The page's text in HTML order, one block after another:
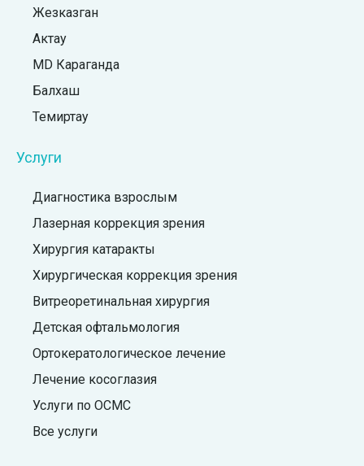
Жезказган
Актау
MD Караганда
Балхаш
Темиртау
Услуги
Диагностика взрослым
Лазерная коррекция зрения
Хирургия катаракты
Хирургическая коррекция зрения
Витреоретинальная хирургия
Детская офтальмология
Ортокератологическое лечение
Лечение косоглазия
Услуги по ОСМС
Все услуги